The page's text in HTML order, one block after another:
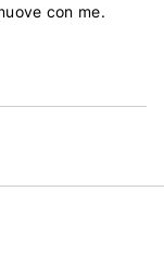
con me.